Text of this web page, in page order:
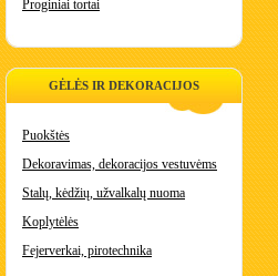
Proginiai tortai
GĖLĖS IR DEKORACIJOS
Puokštės
Dekoravimas, dekoracijos vestuvėms
Stalų, kėdžių, užvalkalų nuoma
Koplytėlės
Fejerverkai, pirotechnika